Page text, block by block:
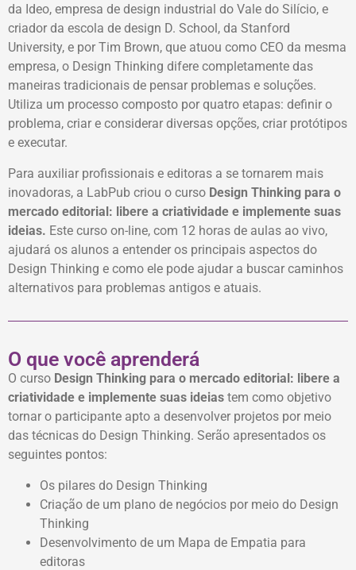
da Ideo, empresa de design industrial do Vale do Silício, e
criador da escola de design D. School, da Stanford
University, e por Tim Brown, que atuou como CEO da mesma
empresa, o Design Thinking difere completamente das
maneiras tradicionais de pensar problemas e soluções.
Utiliza um processo composto por quatro etapas: definir o
problema, criar e considerar diversas opções, criar protótipos
e executar.
Para auxiliar profissionais e editoras a se tornarem mais
inovadoras, a LabPub criou o curso Design Thinking para o
mercado editorial: libere a criatividade e implemente suas
ideias. Este curso on-line, com 12 horas de aulas ao vivo,
ajudará os alunos a entender os principais aspectos do
Design Thinking e como ele pode ajudar a buscar caminhos
alternativos para problemas antigos e atuais.
O que você aprenderá
O curso Design Thinking para o mercado editorial: libere a
criatividade e implemente suas ideias tem como objetivo
tornar o participante apto a desenvolver projetos por meio
das técnicas do Design Thinking. Serão apresentados os
seguintes pontos:
Os pilares do Design Thinking
Criação de um plano de negócios por meio do Design
Thinking
Desenvolvimento de um Mapa de Empatia para
editoras